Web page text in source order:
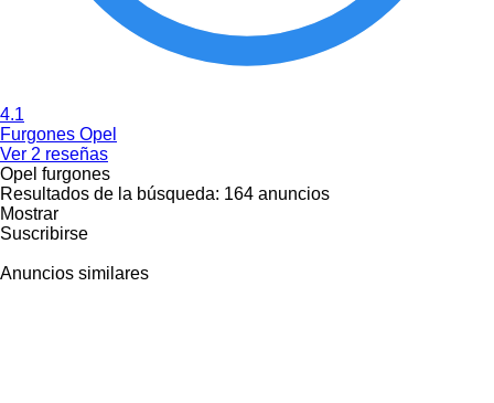
4.1
Furgones Opel
Ver 2 reseñas
Opel furgones
Resultados de la búsqueda: 164 anuncios
Mostrar
Suscribirse
Anuncios similares